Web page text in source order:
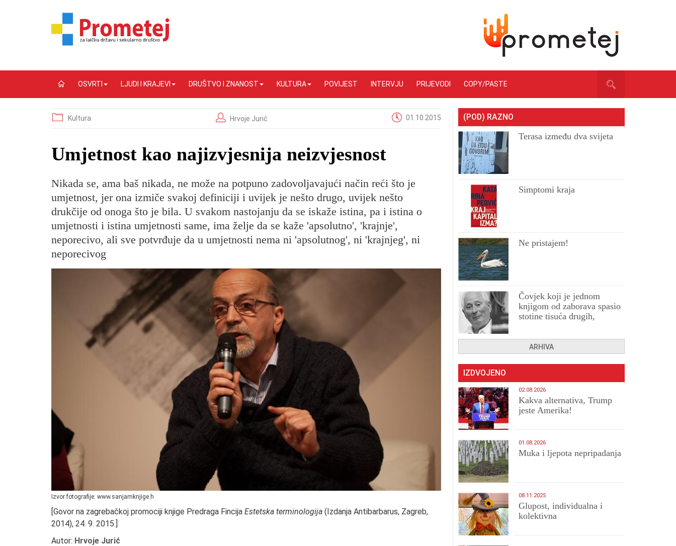
OSVRTI LJUDI I KRAJEVI DRUŠTVO I ZNANOST KULTURA POVIJEST INTERVJU PRIJEVODI COPY/PASTE
Kultura Hrvoje Jurić 01.10.2015
Umjetnost kao najizvjesnija neizvjesnost
Nikada se, ama baš nikada, ne može na potpuno zadovoljavajući način reći što je
umjetnost, jer ona izmiče svakoj definiciji i uvijek je nešto drugo, uvijek nešto
drukčije od onoga što je bila. U svakom nastojanju da se iskaže istina, pa i istina o
umjetnosti i istina umjetnosti same, ima želje da se kaže 'apsolutno', 'krajnje',
neporecivo, ali sve potvrđuje da u umjetnosti nema ni 'apsolutnog', ni 'krajnjeg', ni
neporecivog
Izvor fotografije: www.sanjamknjige.h
[Govor na zagrebačkoj promociji knjige Predraga Fincija Estetska terminologija (Izdanja Antibarbarus, Zagreb,
2014), 24. 9. 2015.]
Autor: Hrvoje Jurić
(POD) RAZNO
Terasa između dva svijeta
Simptomi kraja
Ne pristajem!
Čovjek koji je jednom
knjigom od zaborava spasio
stotine tisuća drugih,
ARHIVA
IZDVOJENO
02.08.2026
Kakva alternativa, Trump
jeste Amerika!
01.08.2026
Muka i ljepota nepripadanja
08.11.2025
Glupost, individualna i
kolektivna